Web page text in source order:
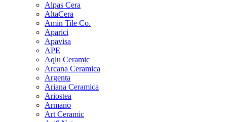
Alpas Cera
AltaCera
Amin Tile Co.
Aparici
Apavisa
APE
Aqlu Ceramic
Arcana Ceramica
Argenta
Ariana Ceramica
Ariostea
Armano
Art Ceramic